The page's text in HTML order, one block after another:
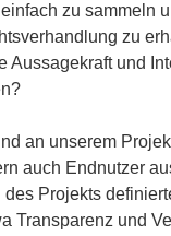
zu sammeln
zu
Aussagekraft und
an unserem
auch Endnutzer
Projekts
Transparenz und